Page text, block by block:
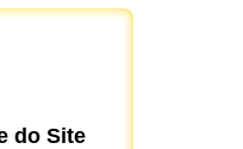
do Site